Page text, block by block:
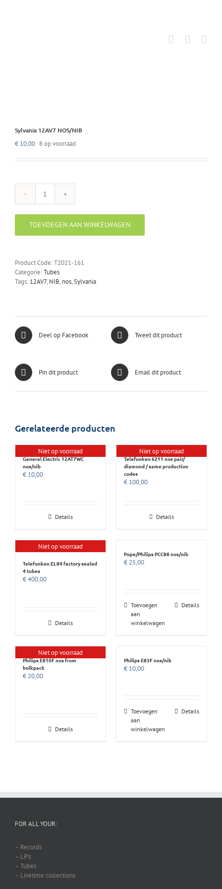
Sylvania 12AV7 NOS/NIB
€ 10,00 8 op voorraad
Sylvania
NOS/NIB
aantal
TOEVOEGEN AAN WINKELWAGEN
Product Code:T2021-161
Categorie:Tubes
Tags: 12AV7, NIB, nos,Sylvania
Deel op Facebook Tweet dit product
Pin dit product Email dit product
Gerelateerde producten
Niet op voorraad
General Electric 12AT7WC
nos/nib
€ 10,00
Details
Niet op voorraad
Telefunken 6211 nos pair/
diamond / same production
codes
€ 100,00
Details
Niet op voorraad
Telefunken EL84 factory sealed
4 tubes
€400,00
Details
Pope/Philips PCC88 nos/nib
€ 25,00
Toevoegen
aan
winkelwagen
Details
Niet op voorraad
Philips E810F nos from
bulkpack
€ 20,00
Details
Philips E83F nos/nib
€ 10,00
Toevoegen
aan
winkelwagen
Details
FOR ALL YOUR:
– Records
– LP’s
– Tubes
– Livetime collections